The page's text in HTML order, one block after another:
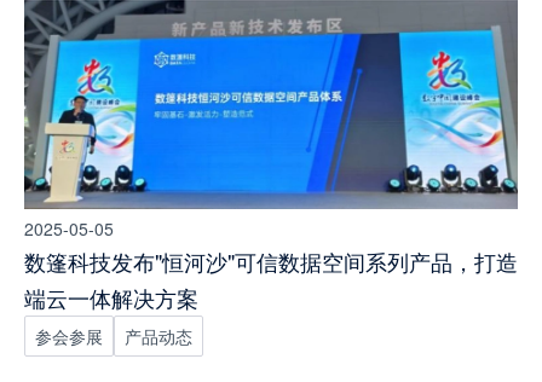
2025-05-05
数篷科技发布"恒河沙"可信数据空间系列产品，打造
端云一体解决方案
参会参展 产品动态